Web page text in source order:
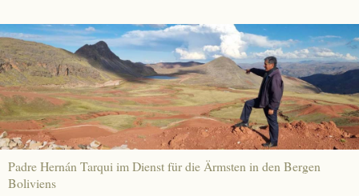
Padre Hernán Tarqui im Dienst für die Ärmsten in den Bergen
Boliviens